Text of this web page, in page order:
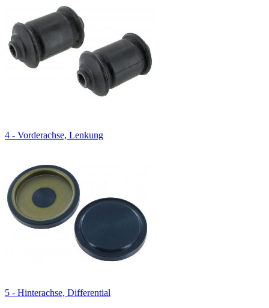
4 - Vorderachse, Lenkung
5 - Hinterachse, Differential